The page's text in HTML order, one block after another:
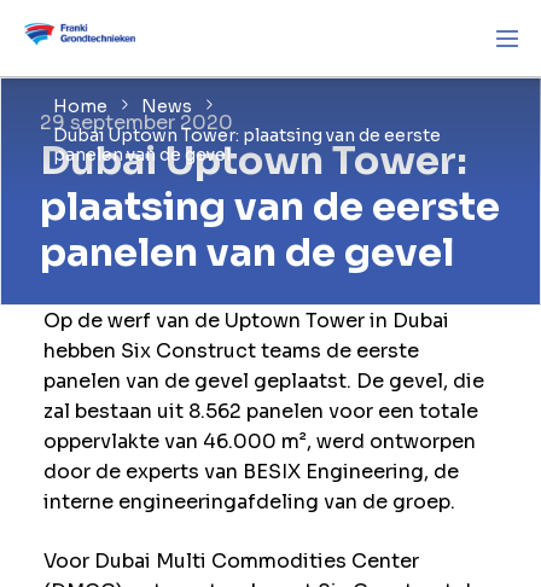
Home
News
Dubai Uptown Tower: plaatsing van de eerste
panelen van de gevel
29 september 2020
Dubai Uptown Tower:
plaatsing van de eerste
panelen van de gevel
Op de werf van de Uptown Tower in Dubai
hebben Six Construct teams de eerste
panelen van de gevel geplaatst. De gevel, die
zal bestaan uit 8.562 panelen voor een totale
oppervlakte van 46.000 m², werd ontworpen
door de experts van BESIX Engineering, de
interne engineeringafdeling van de groep.
Voor Dubai Multi Commodities Center